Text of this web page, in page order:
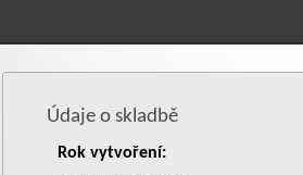
Údaje o skladbě
Rok vytvoření: